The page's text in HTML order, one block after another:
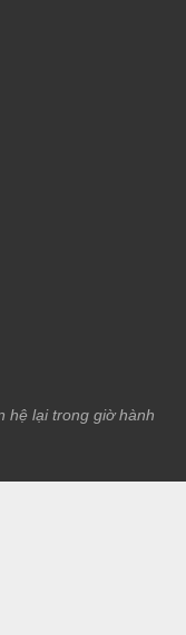
hệ lại trong giờ hành